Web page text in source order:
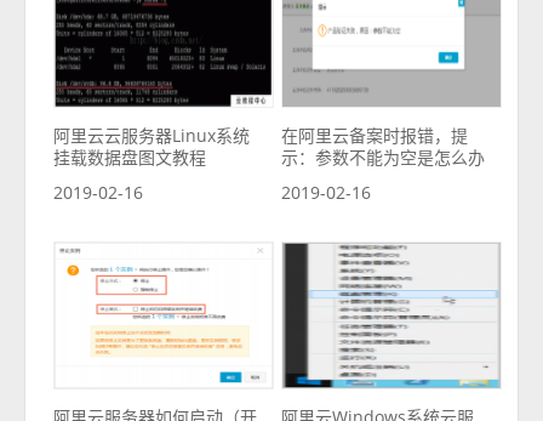
阿里云云服务器Linux系统
挂载数据盘图文教程
2019-02-16
在阿里云备案时报错，提
示：参数不能为空是怎么办
2019-02-16